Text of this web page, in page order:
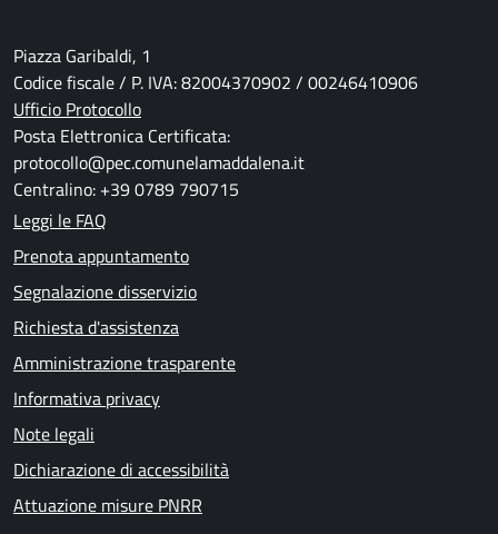
Piazza Garibaldi, 1
Codice fiscale / P. IVA: 82004370902 / 00246410906
Ufficio Protocollo
Posta Elettronica Certificata:
protocollo@pec.comunelamaddalena.it
Centralino: +39 0789 790715
Leggi le FAQ
Prenota appuntamento
Segnalazione disservizio
Richiesta d'assistenza
Amministrazione trasparente
Informativa privacy
Note legali
Dichiarazione di accessibilità
Attuazione misure PNRR